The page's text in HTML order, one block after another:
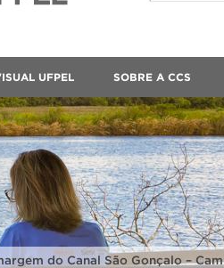
UFPEL SOBRE A CCS
do Canal São Gonçalo –